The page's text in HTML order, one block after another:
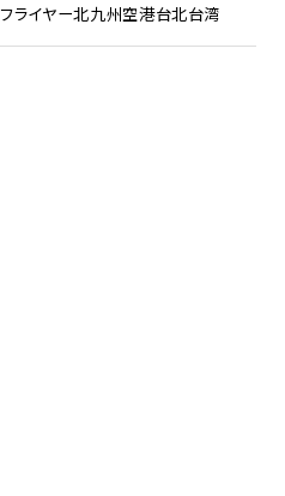
ライヤー北九州空港台北台湾